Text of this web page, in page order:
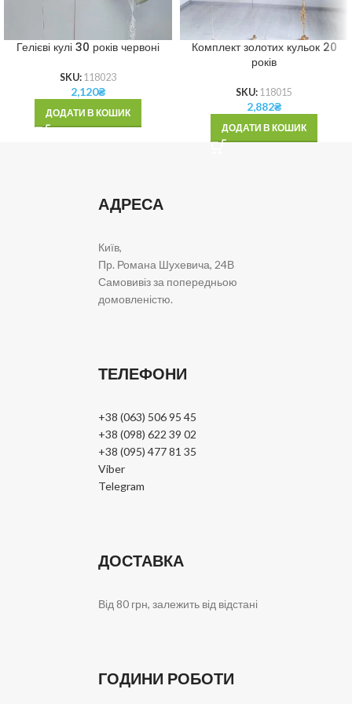
Гелієві кулі 30 років червоні
SKU: 118023
2,120₴
ДОДАТИ В КОШИК
Комплект золотих кульок 20
років
SKU: 118015
2,882₴
ДОДАТИ В КОШИК
АДРЕСА
Київ,
Пр. Романа Шухевича, 24В
Самовивіз за попередньою
домовленістю.
ТЕЛЕФОНИ
+38 (063) 506 95 45
+38 (098) 622 39 02
+38 (095) 477 81 35
Viber
Telegram
ДОСТАВКА
Від 80 грн, залежить від відстані
ГОДИНИ РОБОТИ